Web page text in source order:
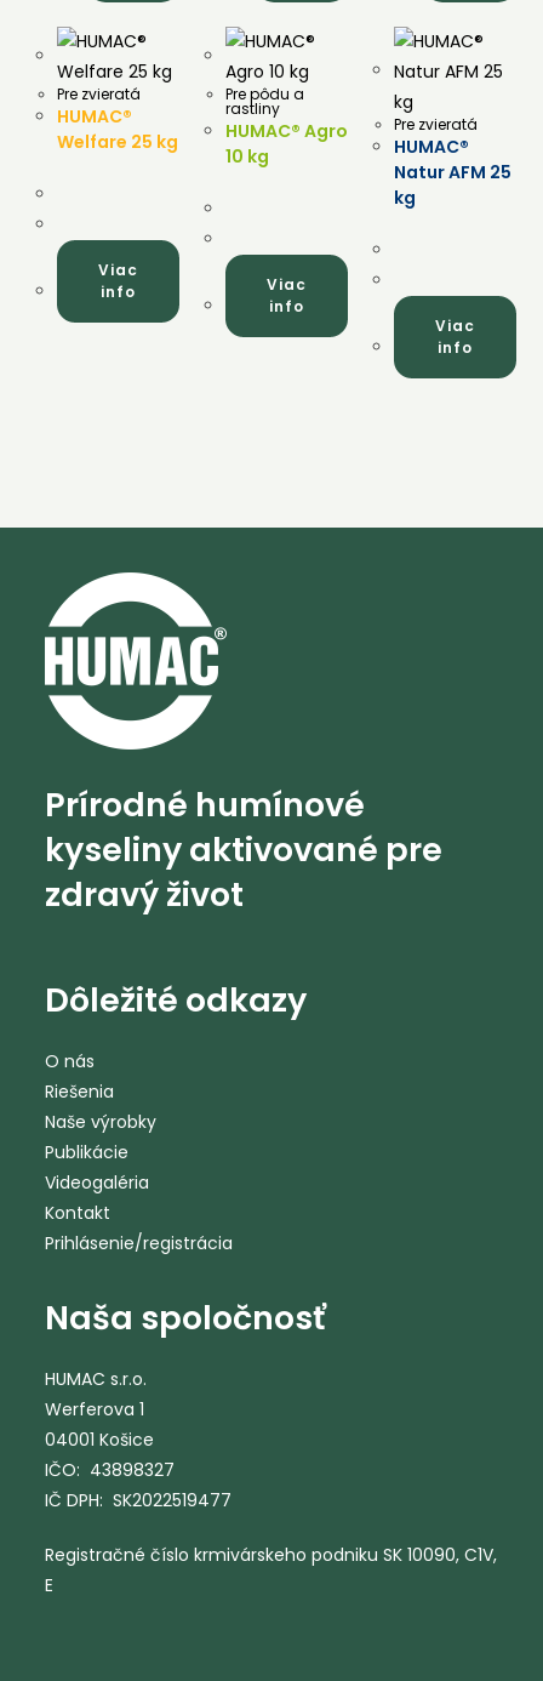
Pre zvieratá
HUMAC®
Welfare 25 kg
Viac
info
Pre pôdu a
rastliny
HUMAC® Agro
10 kg
Viac
info
Pre zvieratá
HUMAC®
Natur AFM 25
kg
Viac
info
Prírodné humínové
kyseliny aktivované pre
zdravý život
Dôležité odkazy
O nás
Riešenia
Naše výrobky
Publikácie
Videogaléria
Kontakt
Prihlásenie/registrácia
Naša spoločnosť
HUMAC s.r.o.
Werferova 1
04001 Košice
IČO: 43898327
IČ DPH: SK2022519477
Registračné číslo krmivárskeho podniku SK 10090, C1V,
E